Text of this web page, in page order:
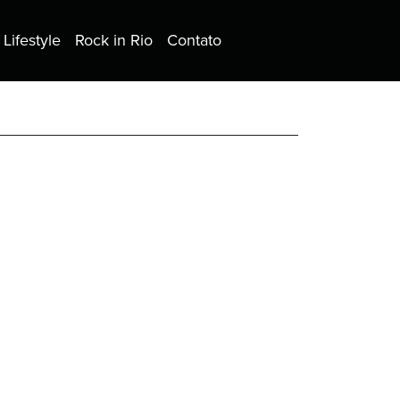
Lifestyle Rock in Rio Contato